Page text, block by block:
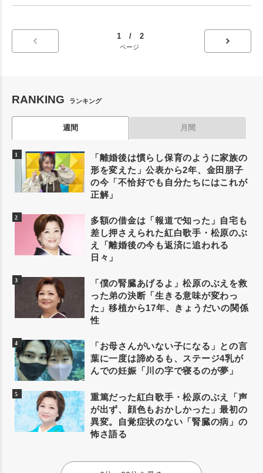
1 / 2
ページ
RANKING ランキング
週間 月間
「離婚後は慣らし保育のように家族の
形を変えた」公表から2年、金田朋子
の今「不恰好でも自分たちにはこれが
正解」
多額の借金は「報道で知った」自宅も
差し押さえられた紅白歌手・松原のぶ
え「離婚後の今も返済に追われる
日々」
「僕の腎臓あげるよ」松原のぶえを救
った弟の決断「生きる意味が変わっ
た」移植から17年、きょうだいの関係
性
「お母さんがいない子になる」との言
葉に一度は諦めるも、ステージ4乳が
んでの妊娠「川の字で寝るのが夢」
重篤だった紅白歌手・松原のぶえ「声
が出ず、顔色もおかしかった」最初の
異変。自覚症状のない「腎臓の病」の
怖さ語る